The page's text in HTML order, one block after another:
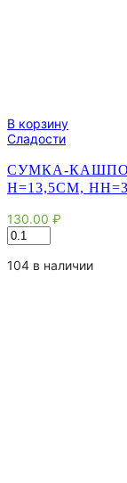
В корзину
Сладости
СУМКА-КАШПО
H=13,5СМ,
130.00 ₽
Количество
товара
Сумка-
104 в наличии